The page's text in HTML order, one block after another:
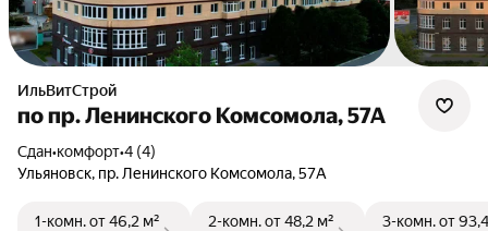
ИльВитСтрой
по пр. Ленинского Комсомола, 57А
Сдан•комфорт•4 (4)
Ульяновск, пр. Ленинского Комсомола, 57А
1-комн.от 46,2 м²
2-комн.от 48,2 м²
3-комн.от